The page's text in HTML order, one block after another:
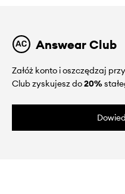
Answear Club
Załóż konto i oszczędzaj
Club zyskujesz do20%